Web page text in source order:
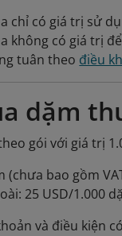
chỉ có giá trị sử
không có giá trị
tuân theo điều
dặm
gói với giá trị
(chưa bao gồm
25 USD/1.000
và điều kiện